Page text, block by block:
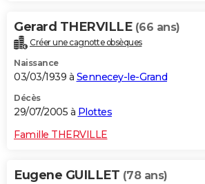
Gerard THERVILLE (66 ans)
Créer une cagnotte obsèques
Naissance
03/03/1939 à Sennecey-le-Grand
Décès
29/07/2005 à Plottes
Famille THERVILLE
Eugene GUILLET (78 ans)